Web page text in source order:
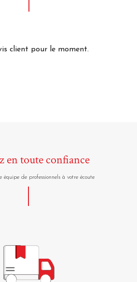
client pour le moment.
en toute confiance
équipe de professionnels à votre écoute